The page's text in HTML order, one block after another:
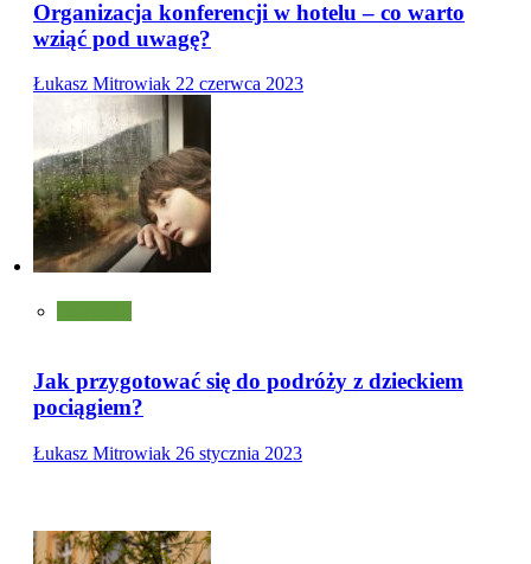
Organizacja konferencji w hotelu – co warto
wziąć pod uwagę?
Łukasz Mitrowiak 22 czerwca 2023
Jak przygotować się do podróży z dzieckiem
pociągiem?
Łukasz Mitrowiak 26 stycznia 2023